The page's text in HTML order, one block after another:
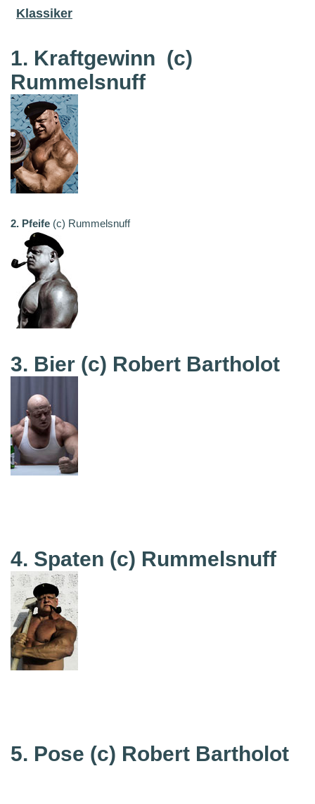
Klassiker
1. Kraftgewinn (c)
Rummelsnuff
2. Pfeife (c) Rummelsnuff
3. Bier (c) Robert Bartholot
4. Spaten (c) Rummelsnuff
5. Pose (c) Robert Bartholot